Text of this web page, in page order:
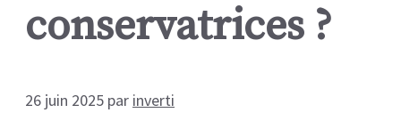
conservatrices ?
26 juin 2025 par inverti